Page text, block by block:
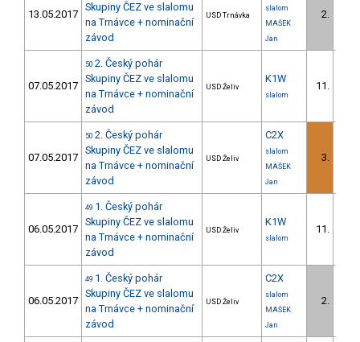
13.05.2017
Skupiny ČEZ ve slalomu
na Trnávce + nominační
závod
USD Trnávka
slalom
MAŠEK
Jan
2.
07.05.2017
50 2. Český pohár
Skupiny ČEZ ve slalomu
na Trnávce + nominační
závod
USD Želiv
K1W
slalom
11.
07.05.2017
50 2. Český pohár
Skupiny ČEZ ve slalomu
na Trnávce + nominační
závod
USD Želiv
C2X
slalom
MAŠEK
Jan
3.
06.05.2017
49 1. Český pohár
Skupiny ČEZ ve slalomu
na Trnávce + nominační
závod
USD Želiv
K1W
slalom
11.
06.05.2017
49 1. Český pohár
Skupiny ČEZ ve slalomu
na Trnávce + nominační
závod
USD Želiv
C2X
slalom
MAŠEK
Jan
2.